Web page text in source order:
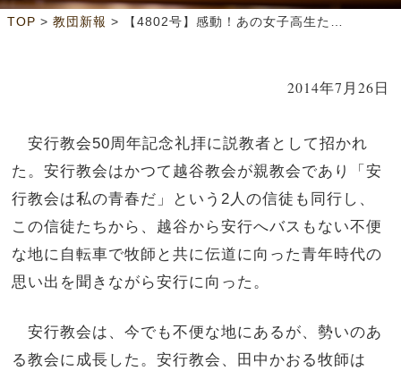
TOP > 教団新報 > 【4802号】感動！あの女子高生たちが今なお！
2014年7月26日
安行教会50周年記念礼拝に説教者として招かれ
た。安行教会はかつて越谷教会が親教会であり「安
行教会は私の青春だ」という2人の信徒も同行し、
この信徒たちから、越谷から安行へバスもない不便
な地に自転車で牧師と共に伝道に向った青年時代の
思い出を聞きながら安行に向った。
安行教会は、今でも不便な地にあるが、勢いのあ
る教会に成長した。安行教会、田中かおる牧師は